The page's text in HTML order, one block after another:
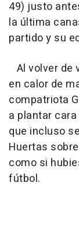
49) justo
la última
partido y su
Al volver de
en calor de
compatriota
a plantar
que incluso
Huertas
como si
fútbol.